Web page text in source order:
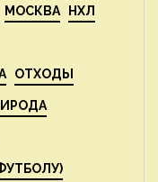
МОСКВА НХЛ
ОТХОДЫ